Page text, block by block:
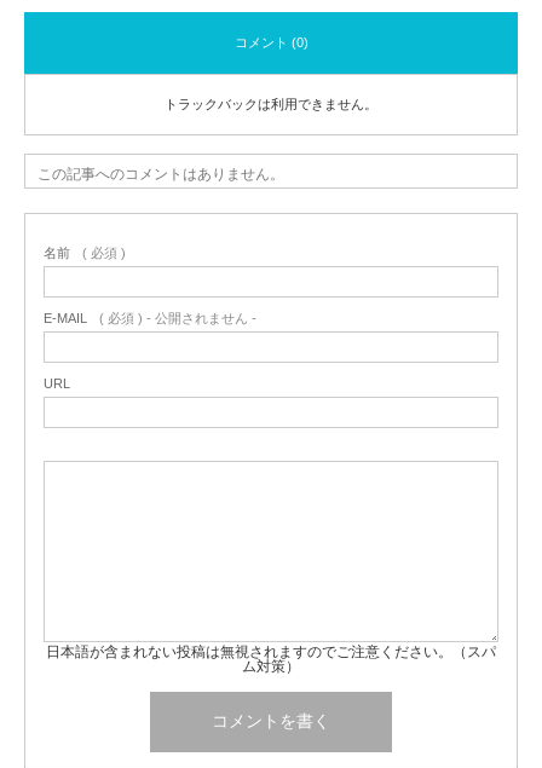
コメント (0)
トラックバックは利用できません。
この記事へのコメントはありません。
名前 ( 必須 )
E-MAIL ( 必須 ) - 公開されません -
URL
日本語が含まれない投稿は無視されますのでご注意ください。（スパ
ム対策）